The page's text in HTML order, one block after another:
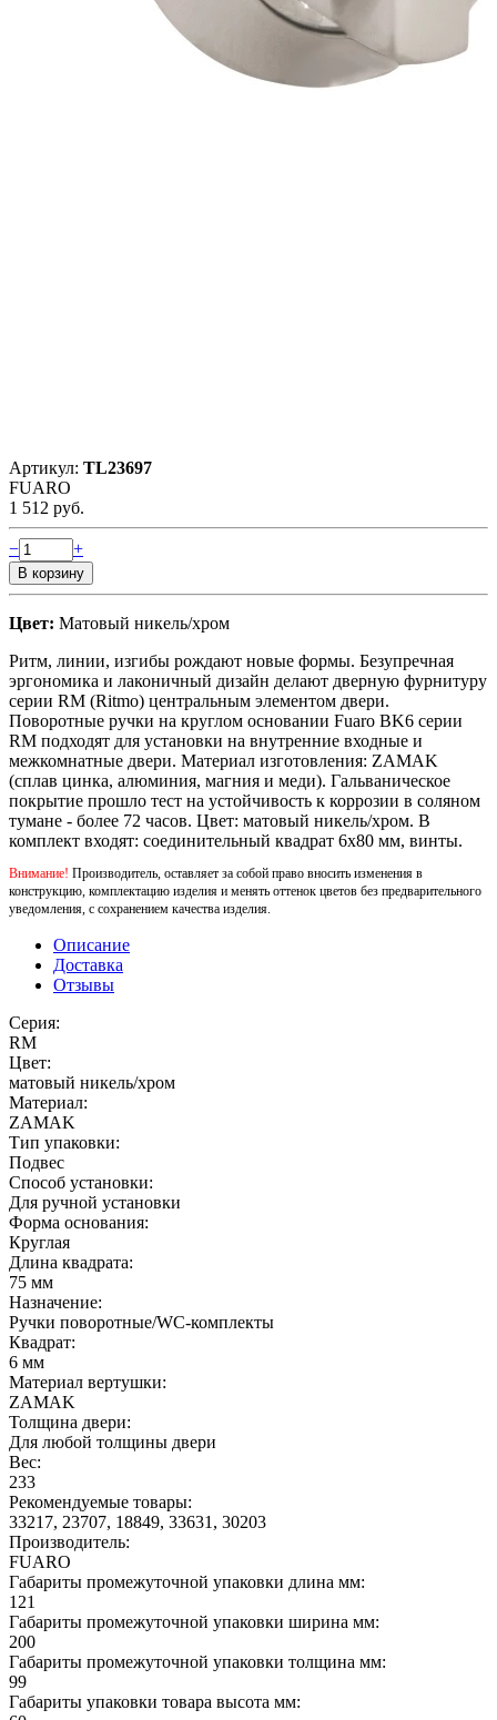
Артикул: TL23697
FUARO
1 512 руб.
− +
Цвет: Матовый никель/хром
Ритм, линии, изгибы рождают новые формы. Безупречная
эргономика и лаконичный дизайн делают дверную фурнитуру
серии RM (Ritmo) центральным элементом двери.
Поворотные ручки на круглом основании Fuaro BK6 серии
RM подходят для установки на внутренние входные и
межкомнатные двери. Материал изготовления: ZAMAK
(сплав цинка, алюминия, магния и меди). Гальваническое
покрытие прошло тест на устойчивость к коррозии в соляном
тумане - более 72 часов. Цвет: матовый никель/хром. В
комплект входят: соединительный квадрат 6x80 мм, винты.
Внимание! Производитель, оставляет за собой право вносить изменения в
конструкцию, комплектацию изделия и менять оттенок цветов без предварительного
уведомления, с сохранением качества изделия.
Описание
Доставка
Отзывы
Серия:
RM
Цвет:
матовый никель/хром
Материал:
ZAMAK
Тип упаковки:
Подвес
Способ установки:
Для ручной установки
Форма основания:
Круглая
Длина квадрата:
75 мм
Назначение:
Ручки поворотные/WC-комплекты
Квадрат:
6 мм
Материал вертушки:
ZAMAK
Толщина двери:
Для любой толщины двери
Вес:
233
Рекомендуемые товары:
33217, 23707, 18849, 33631, 30203
Производитель:
FUARO
Габариты промежуточной упаковки длина мм:
121
Габариты промежуточной упаковки ширина мм:
200
Габариты промежуточной упаковки толщина мм:
99
Габариты упаковки товара высота мм: